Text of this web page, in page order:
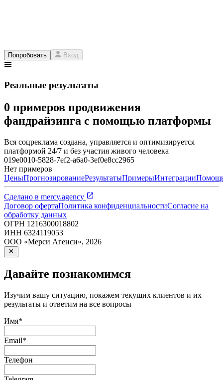
Попробовать Вход
Реальные результаты
0 примеров продвижения
фандрайзинга с помощью платформы
Вся соцреклама создана, управляется и оптимизируется
платформой 24/7 и без участия живого человека
019e0010-5828-7ef2-a6a0-3ef0e8cc2965
Нет примеров
ЦеныПрогнозированиеРезультатыПримерыИнтеграции
Сделано в mercy.agency
Договор офертаПолитика конфиденциальностиСогласие на
обработку данных
ОГРН 1216300018802
ИНН 6324119053
ООО «Мерси Агенси», 2026
Давайте познакомимся
Изучим вашу ситуацию, покажем текущих клиентов и их
результаты и ответим на все вопросы
Имя*
Email*
Телефон